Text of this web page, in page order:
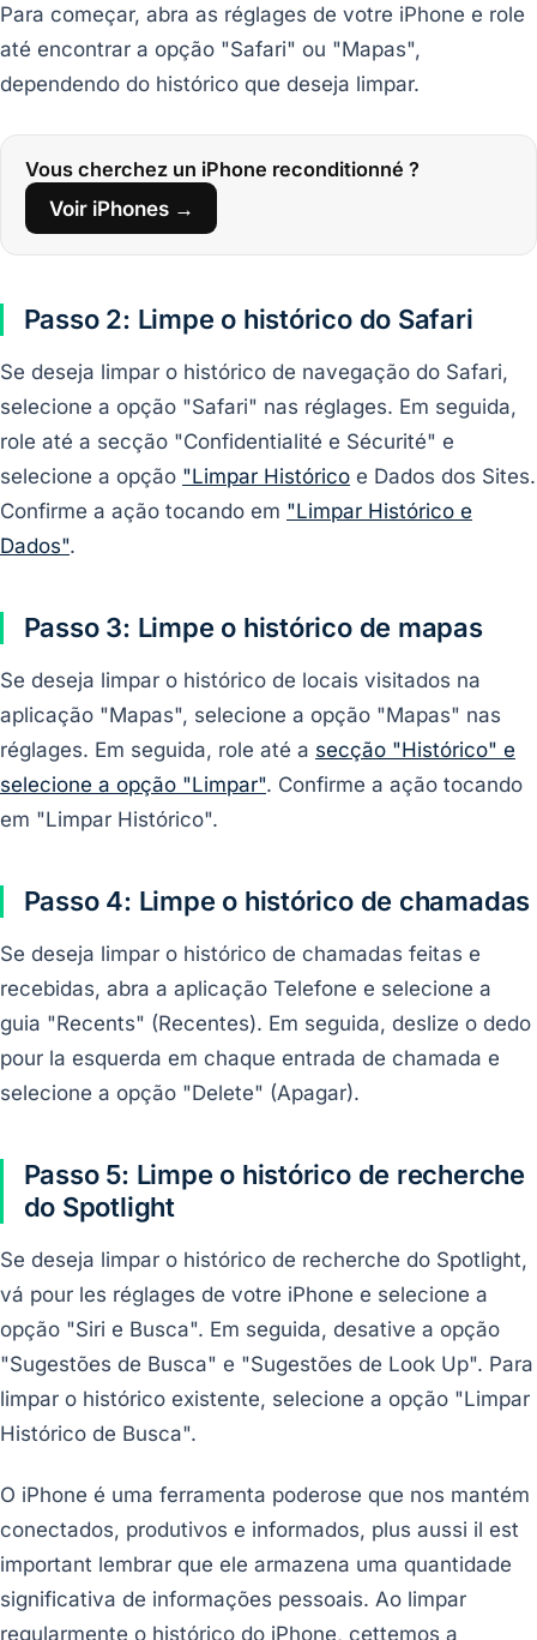
Para começar, abra as réglages de votre iPhone e role
até encontrar a opção "Safari" ou "Mapas",
dependendo do histórico que deseja limpar.
Vous cherchez un iPhone reconditionné ?
Voir iPhones →
Passo 2: Limpe o histórico do Safari
Se deseja limpar o histórico de navegação do Safari,
selecione a opção "Safari" nas réglages. Em seguida,
role até a secção "Confidentialité e Sécurité" e
selecione a opção "Limpar Histórico e Dados dos Sites.
Confirme a ação tocando em "Limpar Histórico e
Dados".
Passo 3: Limpe o histórico de mapas
Se deseja limpar o histórico de locais visitados na
aplicação "Mapas", selecione a opção "Mapas" nas
réglages. Em seguida, role até a secção "Histórico" e
selecione a opção "Limpar". Confirme a ação tocando
em "Limpar Histórico".
Passo 4: Limpe o histórico de chamadas
Se deseja limpar o histórico de chamadas feitas e
recebidas, abra a aplicação Telefone e selecione a
guia "Recents" (Recentes). Em seguida, deslize o dedo
pour la esquerda em chaque entrada de chamada e
selecione a opção "Delete" (Apagar).
Passo 5: Limpe o histórico de recherche
do Spotlight
Se deseja limpar o histórico de recherche do Spotlight,
vá pour les réglages de votre iPhone e selecione a
opção "Siri e Busca". Em seguida, desative a opção
"Sugestões de Busca" e "Sugestões de Look Up". Para
limpar o histórico existente, selecione a opção "Limpar
Histórico de Busca".
O iPhone é uma ferramenta poderose que nos mantém
conectados, produtivos e informados, plus aussi il est
important lembrar que ele armazena uma quantidade
significativa de informações pessoais. Ao limpar
regularmente o histórico do iPhone, cettemos a